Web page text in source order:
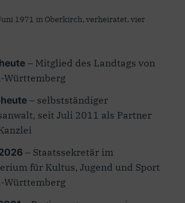
1971 in Oberkirch, verheiratet, vier
– Mitglied des Landtags von
Württemberg
– selbstständiger
seit Juli 2011 als Partner
– Staatssekretär im
für Kultus, Jugend und Sport
Württemberg